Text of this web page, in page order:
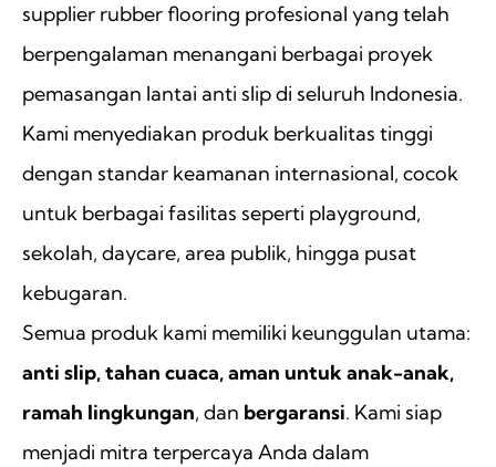
supplier rubber flooring profesional yang telah
berpengalaman menangani berbagai proyek
pemasangan lantai anti slip di seluruh Indonesia.
Kami menyediakan produk berkualitas tinggi
dengan standar keamanan internasional, cocok
untuk berbagai fasilitas seperti playground,
sekolah, daycare, area publik, hingga pusat
kebugaran.
Semua produk kami memiliki keunggulan utama:
anti slip, tahan cuaca, aman untuk anak-anak,
ramah lingkungan, dan bergaransi. Kami siap
menjadi mitra terpercaya Anda dalam